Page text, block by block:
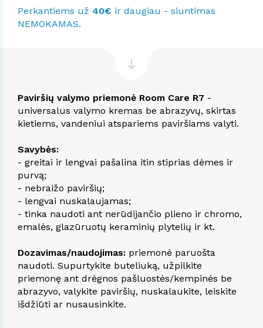
Perkantiems už 40€ ir daugiau - siuntimas
NEMOKAMAS.
Paviršių valymo priemonė Room Care R7 -
universalus valymo kremas be abrazyvų, skirtas
kietiems, vandeniui atspariems paviršiams valyti.
Savybės:
- greitai ir lengvai pašalina itin stiprias dėmes ir
purvą;
- nebraižo paviršių;
- lengvai nuskalaujamas;
- tinka naudoti ant nerūdijančio plieno ir chromo,
emalės, glazūruotų keraminių plytelių ir kt.
Dozavimas/naudojimas: priemonė paruošta
naudoti. Supurtykite buteliuką, užpilkite
priemonę ant drėgnos pašluostės/kempinės be
abrazyvo, valykite paviršių, nuskalaukite, leiskite
išdžiūti ar nusausinkite.